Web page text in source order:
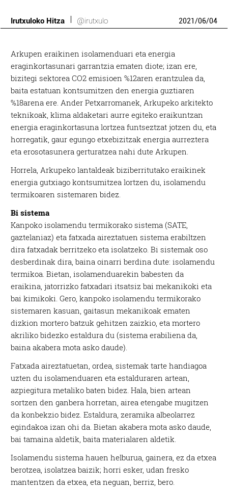
Irutxuloko Hitza @irutxulo 2021/06/04
Arkupen eraikinen isolamenduari eta energia
eraginkortasunari garrantzia ematen diote; izan ere,
bizitegi sektorea CO2 emisioen %12aren erantzulea da,
baita estatuan kontsumitzen den energia guztiaren
%18arena ere. Ander Petxarromanek, Arkupeko arkitekto
teknikoak, klima aldaketari aurre egiteko eraikuntzan
energia eraginkortasuna lortzea funtseztzat jotzen du, eta
horregatik, gaur egungo etxebizitzak energia aurreztera
eta erosotasunera gerturatzea nahi dute Arkupen.
Horrela, Arkupeko lantaldeak biziberritutako eraikinek
energia gutxiago kontsumitzea lortzen du, isolamendu
termikoaren sistemaren bidez.
Bi sistema
Kanpoko isolamendu termikorako sistema (SATE,
gaztelaniaz) eta fatxada aireztatuen sistema erabiltzen
dira fatxadak berritzeko eta isolatzeko. Bi sistemak oso
desberdinak dira, baina oinarri berdina dute: isolamendu
termikoa. Bietan, isolamenduarekin babesten da
eraikina, jatorrizko fatxadari itsatsiz bai mekanikoki eta
bai kimikoki. Gero, kanpoko isolamendu termikorako
sistemaren kasuan, gaitasun mekanikoak ematen
dizkion mortero batzuk gehitzen zaizkio, eta mortero
akriliko bidezko estaldura du (sistema erabiliena da,
baina akabera mota asko daude).
Fatxada aireztatuetan, ordea, sistemak tarte handiagoa
uzten du isolamenduaren eta estalduraren artean,
azpiegitura metaliko baten bidez. Hala, bien artean
sortzen den ganbera horretan, airea etengabe mugitzen
da konbekzio bidez. Estaldura, zeramika albeolarrez
egindakoa izan ohi da. Bietan akabera mota asko daude,
bai tamaina aldetik, baita materialaren aldetik.
Isolamendu sistema hauen helburua, gainera, ez da etxea
berotzea, isolatzea baizik; horri esker, udan fresko
mantentzen da etxea, eta neguan, berriz, bero.